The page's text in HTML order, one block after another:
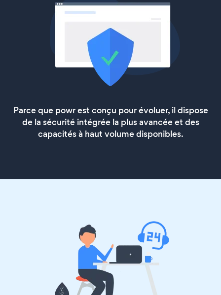
Parce que powr est conçu pour évoluer, il dispose
de la sécurité intégrée la plus avancée et des
capacités à haut volume disponibles.